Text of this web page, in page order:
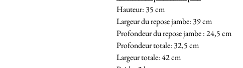
Hauteur: 35 cm
Largeur du repose jambe: 39 cm
Profondeur du repose jambe : 24,5 cm
Profondeur totale: 32,5 cm
Largeur totale: 42 cm